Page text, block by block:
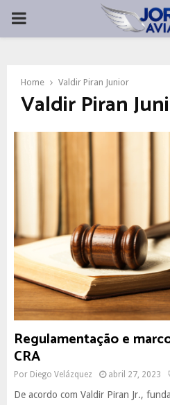
PRIMARY
Home Valdir Piran Junior
Valdir Piran
Regulamentação e
CRA
Por Diego Velázquez abril 27, 2023
De acordo com Valdir Piran Jr.,